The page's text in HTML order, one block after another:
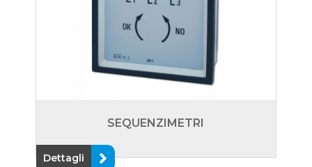
SEQUENZIMETRI
Dettagli